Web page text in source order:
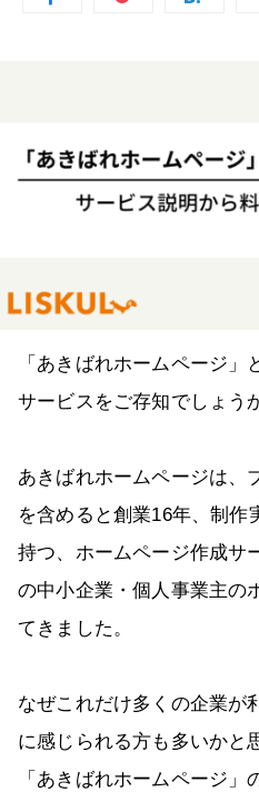
「あきばれホームページ
サービスをご存知でしょう
あきばれホームページは、
を含めると創業16年、制作
持つ、ホームページ作成サ
の中小企業・個人事業主の
てきました。
なぜこれだけ多くの企業が
に感じられる方も多いかと
「あきばれホームページ